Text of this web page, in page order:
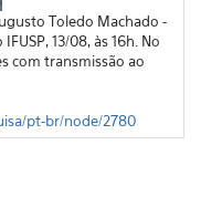
Toledo Machado -
13/08, às 16h. No
com transmissão ao
pt-br/node/2780